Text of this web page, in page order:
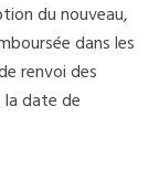
du nouveau,
dans les
renvoi des
date de